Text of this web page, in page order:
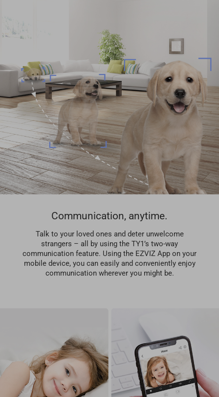
Communication, anytime.
Talk to your loved ones and deter unwelcome
strangers – all by using the TY1’s two-way
communication feature. Using the EZVIZ App on your
mobile device, you can easily and conveniently enjoy
communication wherever you might be.